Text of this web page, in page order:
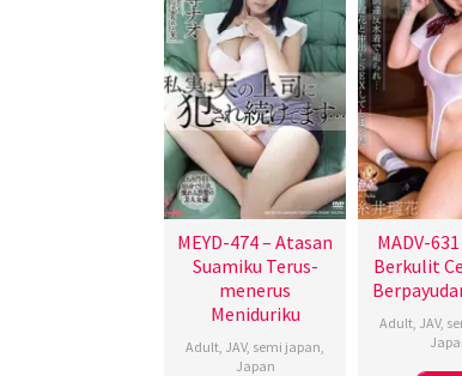
MEYD-474 – Atasan
Suamiku Terus-
menerus
Meniduriku
Adult JAV, semi japan
Japan
MADV-
Berkulit
Adult JAV,